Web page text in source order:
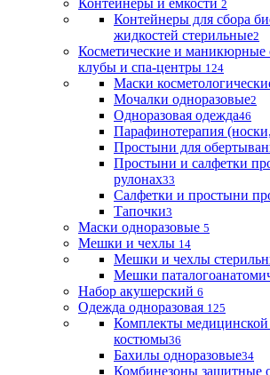
Контейнеры и емкости 2
Контейнеры для сбора
жидкостей стерильные2
Косметические и маникюрные
клубы и спа-центры 124
Маски
Мочалки одноразовые2
Одноразовая одежда46
Парафинотерапия
Простыни для
Простыни и салфетки
рулонах33
Салфетки и простыни
Тапочки3
Маски одноразовые 5
Мешки и чехлы 14
Мешки и чехлы
Мешки
Набор акушерский 6
Одежда одноразовая 125
Комплекты
костюмы36
Бахилы одноразовые34
Комбинезоны защитные